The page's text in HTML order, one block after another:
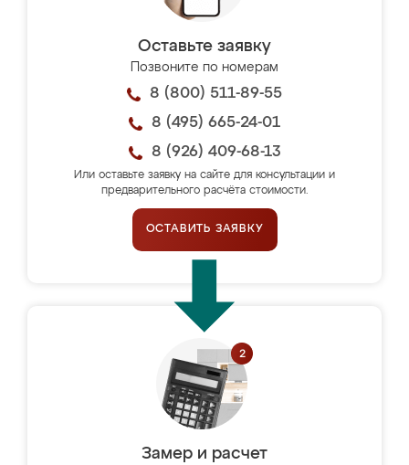
Оставьте заявку
Позвоните по номерам
8 (800) 511-89-55
8 (495) 665-24-01
8 (926) 409-68-13
Или оставьте заявку на сайте для консультации и
предварительного расчёта стоимости.
ОСТАВИТЬ ЗАЯВКУ
Замер и расчет